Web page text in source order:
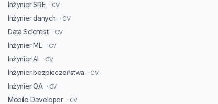
Inżynier SRE · CV
Inżynier danych · CV
Data Scientist · CV
Inżynier ML · CV
Inżynier AI · CV
Inżynier bezpieczeństwa · CV
Inżynier QA · CV
Mobile Developer · CV